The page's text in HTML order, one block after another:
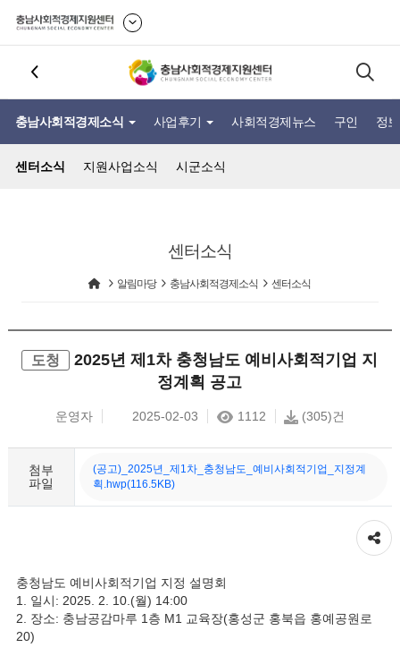
충남사회적경제소식 사업후기 사회적경제뉴스 구인 정
센터소식 지원사업소식 시군소식
센터소식
알림마당 충남사회적경제소식 센터소식
도청
2025년 제1차 충청남도 예비사회적기업 지
정계획 공고
운영자 2025-02-03 1112 (305)건
첨부
파일
(공고)_2025년_제1차_충청남도_예비사회적기업_지정계
획.hwp(116.5KB)
공유하기
충청남도 예비사회적기업 지정 설명회
1. 일시: 2025. 2. 10.(월) 14:00
2. 장소: 충남공감마루 1층 M1 교육장(홍성군 홍북읍 홍예공원로
20)